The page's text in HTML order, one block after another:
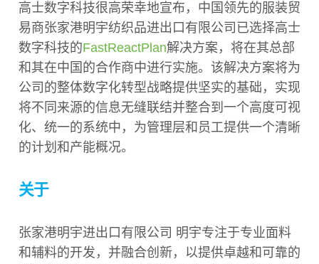
高士数字科技很高荣幸地宣布，中国领先的服装贸
易商张家港明宇纺织品进出口有限公司已选择高士
数字科技的FastReactPlan解决方案，将在其总部
和其在中国的合作商中进行实施。该解决方案将为
公司的整体数字化转型战略提供坚实的基础，实现
将不同来源的信息无缝联结并整合到一个高度可视
化、统一的系统中，为管理层和员工提供一个清晰
的计划和产能概况。
关于
张家港明宇进出口有限公司 明宇专注于专业面料
和辅料的开发，并融合创新，以提供卓越和可靠的